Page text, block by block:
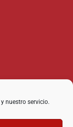
nuestro servicio.